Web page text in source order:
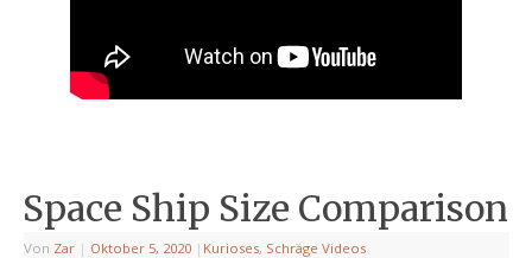
Space Ship Size Comparison
Von Zar | Oktober 5, 2020 | Kurioses, Schräge Videos